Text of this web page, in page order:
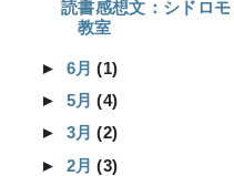
読書感想文：シドロ
教室
► 6月(1)
► 5月(4)
► 3月(2)
► 2月(3)